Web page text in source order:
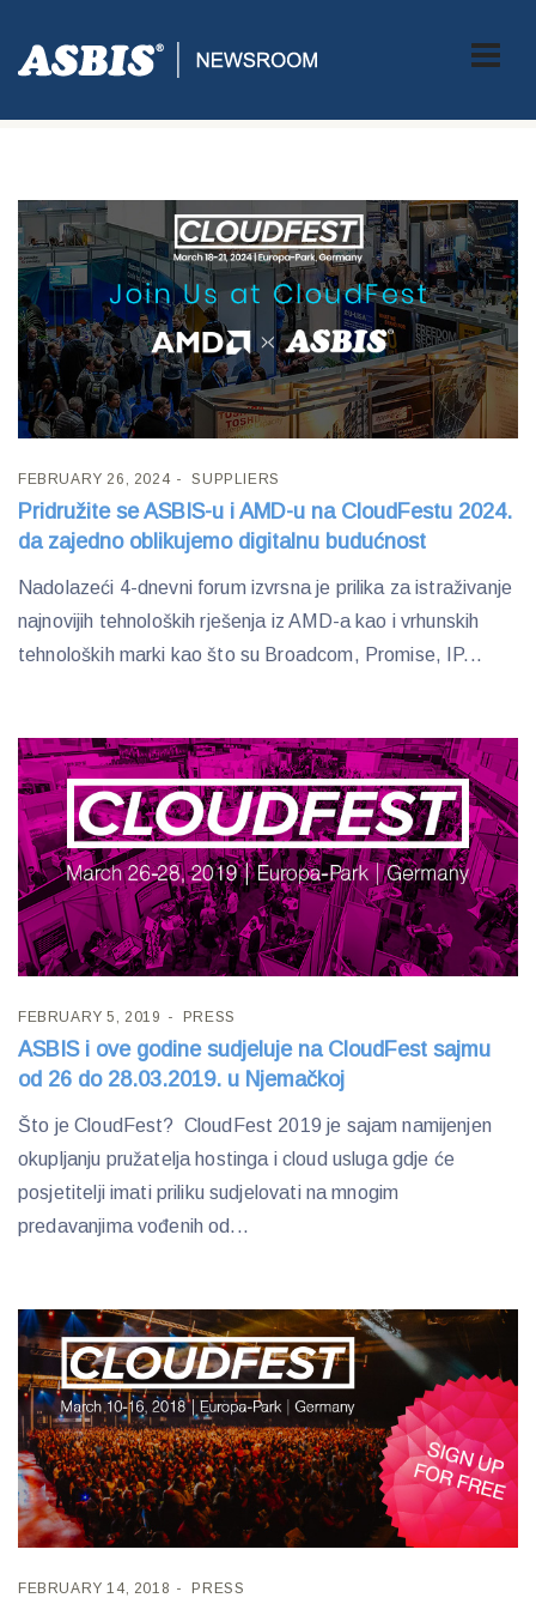
Tag:CLOUDFEST
FEBRUARY 26, 2024 SUPPLIERS
Pridružite se ASBIS-u i AMD-u na CloudFestu 2024.
da zajedno oblikujemo digitalnu budućnost
Nadolazeći 4-dnevni forum izvrsna je prilika za istraživanje
najnovijih tehnoloških rješenja iz AMD-a kao i vrhunskih
tehnoloških marki kao što su Broadcom, Promise, IP...
FEBRUARY 5, 2019 PRESS
ASBIS i ove godine sudjeluje na CloudFest sajmu
od 26 do 28.03.2019. u Njemačkoj
Što je CloudFest? CloudFest 2019 je sajam namijenjen
okupljanju pružatelja hostinga i cloud usluga gdje će
posjetitelji imati priliku sudjelovati na mnogim
predavanjima vođenih od...
FEBRUARY 14, 2018 PRESS